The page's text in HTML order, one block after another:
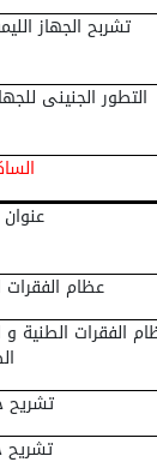
تشربح الجهاز
التطور الجنينى
عظام الفقرات
الفقرات
تشريح
تشريح